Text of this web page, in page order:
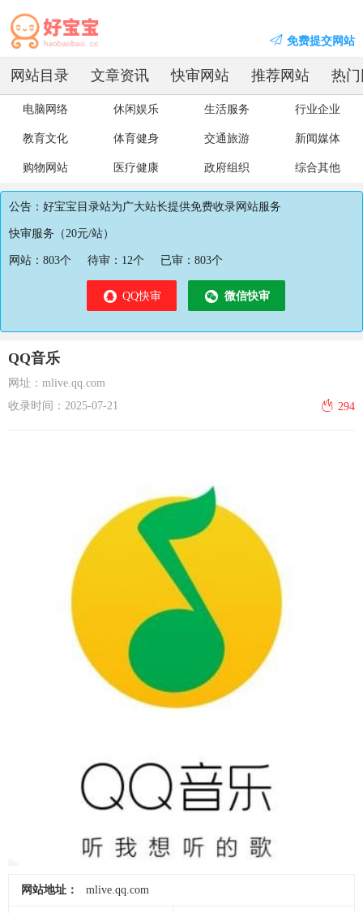
免费提交网站
网站目录 文章资讯 快审网站 推荐网站 热
电脑网络 休闲娱乐 生活服务 行业企业
教育文化 体育健身 交通旅游 新闻媒体
购物网站 医疗健康 政府组织 综合其他
公告：好宝宝目录站为广大站长提供免费收录网站服务
快审服务（20元/站）
网站： 803个 待审： 12个 已审： 803个
QQ快审 微信快审
QQ音乐
网址：mlive.qq.com
收录时间：2025-07-21
294
网站地址： mlive.qq.com